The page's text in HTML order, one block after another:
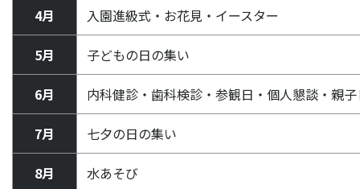
4月 入園進級式・お花見・イースター
5月 子どもの日の集い
6月 内科健診・歯科検診・参観日・個人懇談・親
7月 七夕の日の集い
8月 水あそび